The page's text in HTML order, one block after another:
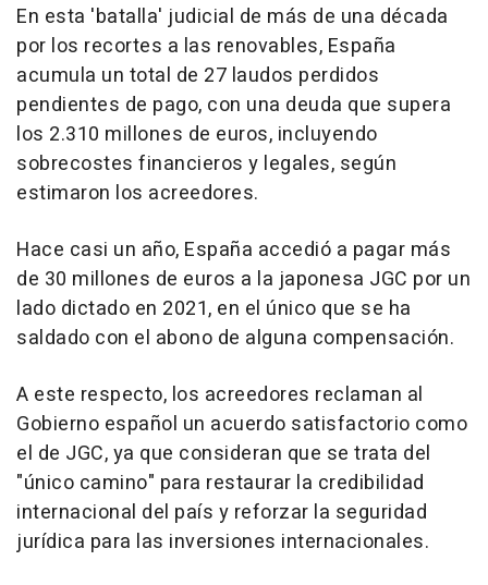
En esta 'batalla' judicial de más de una década
por los recortes a las renovables, España
acumula un total de 27 laudos perdidos
pendientes de pago, con una deuda que supera
los 2.310 millones de euros, incluyendo
sobrecostes financieros y legales, según
estimaron los acreedores.
Hace casi un año, España accedió a pagar más
de 30 millones de euros a la japonesa JGC por un
lado dictado en 2021, en el único que se ha
saldado con el abono de alguna compensación.
A este respecto, los acreedores reclaman al
Gobierno español un acuerdo satisfactorio como
el de JGC, ya que consideran que se trata del
"único camino" para restaurar la credibilidad
internacional del país y reforzar la seguridad
jurídica para las inversiones internacionales.